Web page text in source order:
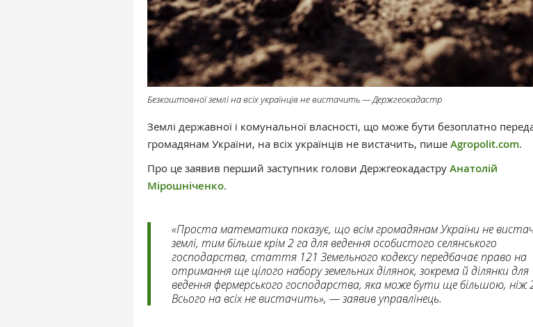
Безкоштовної землі на всіх українців не вистачить — Держгеокадастр
Землі державної і комунальної власності, що може бути безоплатно
громадянам України, на всіх українців не вистачить, пише Agropolit.com.
Про це заявив перший заступник голови Держгеокадастру Анатолій
Мірошніченко.
«Проста математика показує, що всім громадянам України не
землі, тим більше крім 2 га для ведення особистого селянського
господарства, стаття 121 Земельного кодексу передбачає право на
отримання ще цілого набору земельних ділянок, зокрема й ділянки для
ведення фермерського господарства, яка може бути ще більшою, ніж
Всього на всіх не вистачить», — заявив управлінець.